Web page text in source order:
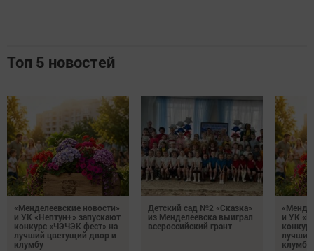
Топ 5 новостей
«Менделеевские новости»
и УК «Нептун+» запускают
конкурс «ЧЭЧЭК фест» на
лучший цветущий двор и
клумбу
Детский сад №2 «Сказка»
из Менделеевска выиграл
всероссийский грант
и УК
лучший
клумбу